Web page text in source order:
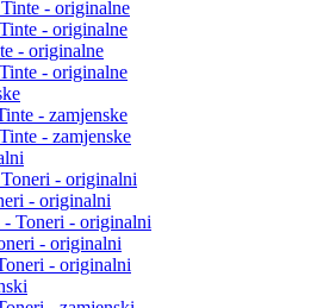
- originalne
- originalne
- originalne
- originalne
- zamjenske
- zamjenske
- originalni
- originalni
Toneri - originalni
- originalni
- originalni